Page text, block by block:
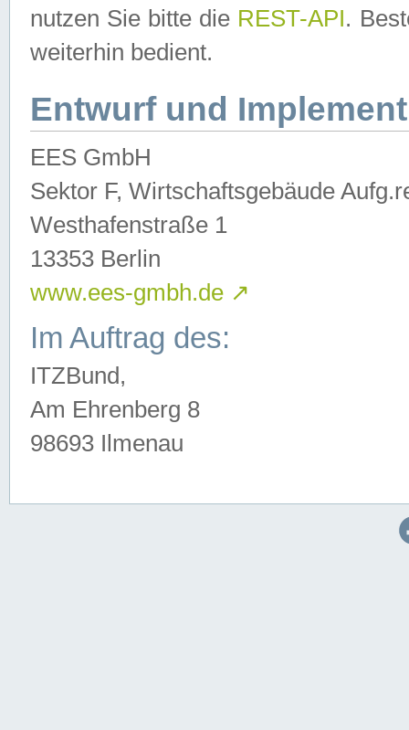
nutzen Sie bitte die REST-API.
weiterhin bedient.
Entwurf und
EES GmbH
Sektor F, Wirtschaftsgebäude
Westhafenstraße 1
13353 Berlin
www.ees-gmbh.de ↗
Im Auftrag des:
ITZBund,
Am Ehrenberg 8
98693 Ilmenau